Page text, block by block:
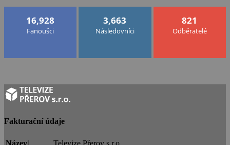
16,928
Fanoušci
3,663
Následovníci
821
Odběratelé
Fakturační údaje
Název| Televize Přerov s.r.o.